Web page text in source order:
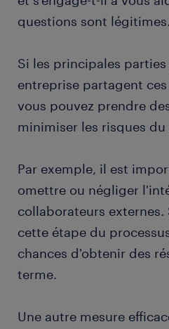
questions sont légitimes.
Si les principales
entreprise partagent
vous pouvez prendre
minimiser les risques
Par exemple, il est
omettre ou négliger
collaborateurs externes.
cette étape du
chances d'obtenir des
terme.
Une autre mesure